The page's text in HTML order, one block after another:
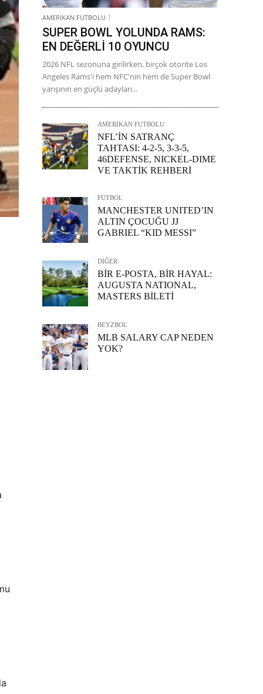
AMERİKAN FUTBOLU
SUPER BOWL YOLUNDA RAMS:
EN DEĞERLİ 10 OYUNCU
2026 NFL sezonuna girilirken, birçok otorite Los
Angeles Rams'i hem NFC'nin hem de Super Bowl
yarışının en güçlü adayları...
AMERİKAN FUTBOLU
NFL’İN SATRANÇ
TAHTASI: 4-2-5, 3-3-5,
46DEFENSE, NICKEL-DIME
VE TAKTİK REHBERİ
FUTBOL
MANCHESTER UNITED’IN
ALTIN ÇOCUĞU JJ
GABRIEL “KID MESSI”
DİĞER
BİR E-POSTA, BİR HAYAL:
AUGUSTA NATIONAL,
MASTERS BİLETİ
BEYZBOL
MLB SALARY CAP NEDEN
YOK?